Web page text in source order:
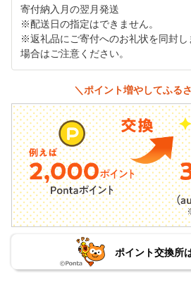
寄付納入月の翌月発送
※配送日の指定はできません。
※返礼品にご寄付へのお礼状を同封し
場合はご注意ください。
＼ポイント増やしてふる
ポイント交換所